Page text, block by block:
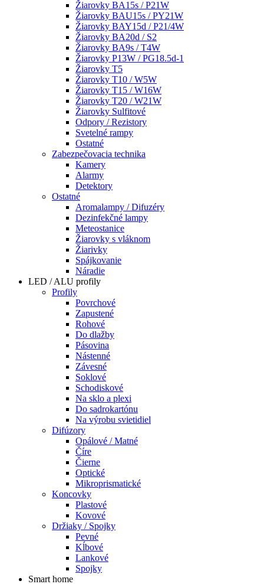
Žiarovky BA15s / P21W
Žiarovky BAU15s / PY21W
Žiarovky BAY15d / P21/4W
Žiarovky BA20d / S2
Žiarovky BA9s / T4W
Žiarovky P13W / PG18.5d-1
Žiarovky T5
Žiarovky T10 / W5W
Žiarovky T15 / W16W
Žiarovky T20 / W21W
Žiarovky Sulfitové
Odpory / Rezistory
Svetelné rampy
Ostatné
Zabezpečovacia technika
Kamery
Alarmy
Detektory
Ostatné
Aromalampy / Difuzéry
Dezinfekčné lampy
Meteostanice
Žiarovky s vláknom
Žiarivky
Spájkovanie
Náradie
LED / ALU profily
Profily
Povrchové
Zapustené
Rohové
Do dlažby
Pásovina
Nástenné
Závesné
Soklové
Schodiskové
Na sklo a plexi
Do sadrokartónu
Na výrobu svietidiel
Difúzory
Opálové / Matné
Číre
Čierne
Optické
Mikroprismatické
Koncovky
Plastové
Kovové
Držiaky / Spojky
Pevné
Kĺbové
Lankové
Spojky
Smart home